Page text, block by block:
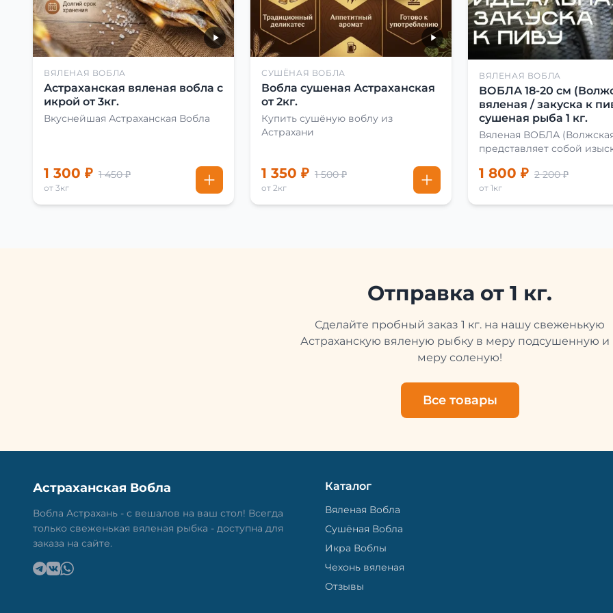
ВЯЛЕНАЯ ВОБЛА
Астраханская вяленая вобла с
икрой от 3кг.
Вкуснейшая Астраханская Вобла
1 300 ₽ 1 450 ₽
от 3кг
СУШЁНАЯ ВОБЛА
Вобла сушеная Астраханская
от 2кг.
Купить сушёную воблу из
Астрахани
1 350 ₽ 1 500 ₽
от 2кг
ВЯЛЕНАЯ ВОБЛА
ВОБЛА 18-20 см
вяленая / закуска к
сушеная рыба 1 кг.
Вяленая ВОБЛА
представляет собой
удовлетворить даже самых
взыскательных гурманов. Чтобы
сделать вяленую воблу,
приготовлении вяленой
делают с учётом времени
свежей и качественной.
рыбу упаковывают в
пакет, чтобы она не
не просто вкусная еда, но и
пример того, как можно
старые рецепты и
вкусно.
1 800 ₽ 2 200 ₽
от 1кг
Отправка от 1 кг.
Сделайте пробный заказ 1 кг. на нашу свеженькую
Астраханскую вяленую рыбку в меру подсушенную и
меру соленую!
Все товары
Астраханская Вобла
Вобла Астрахань - с вешалов на ваш стол! Всегда
только свеженькая вяленая рыбка - доступна для
заказа на сайте.
Каталог
Вяленая Вобла
Сушёная Вобла
Икра Воблы
Чехонь вяленая
Отзывы